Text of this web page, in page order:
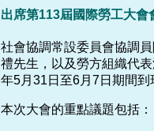
出席第113屆國際勞工大會
社會協調常設委員會協調
禮先生，以及勞方組織代
年5月31日至6月7日期間到
本次大會的重點議題包括：